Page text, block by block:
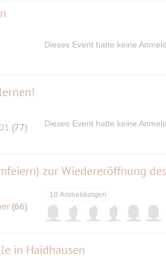
Dieses Event hatte keine
(77) Dieses Event hatte keine
zur Wiedereröffnung
(66)
10 Anmeldungen
in Haidhausen